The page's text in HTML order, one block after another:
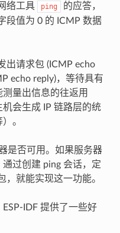
络工具
ping
的应答，
段值为 0 的 ICMP 数据
出请求包 (ICMP echo
echo reply)，等待具有
量出信息的往返用
会生成 IP 链路层的统
。
是否可用。如果服务器
过创建 ping 会话，定
，就能实现这一功能。
IDF 提供了一些好